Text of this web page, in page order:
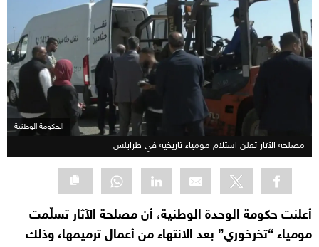
الحكومة الوطنية
مصلحة الآثار تعلن استلام مومياء تاريخية في طرابلس
أعلنت حكومة الوحدة الوطنية، أن مصلحة الآثار تسلّمت
مومياء “تخرخوري” بعد الانتهاء من أعمال ترميمها، وذلك